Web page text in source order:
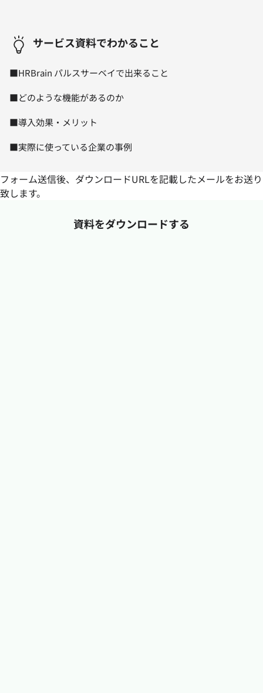
サービス資料でわかること
■HRBrain パルスサーベイで出来ること
■どのような機能があるのか
■導入効果・メリット
■実際に使っている企業の事例
フォーム送信後、ダウンロードURLを記載したメールをお送り
致します。
資料をダウンロードする